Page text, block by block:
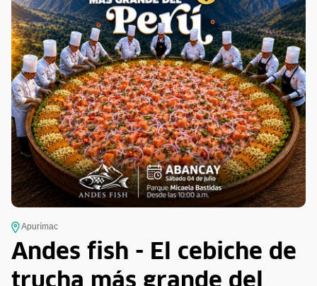
Apurímac
Andes fish - El cebiche de